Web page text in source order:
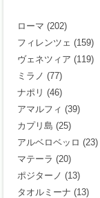
ローマ (202)
フィレンツェ (159)
ヴェネツィア (119)
ミラノ (77)
ナポリ (46)
アマルフィ (39)
カプリ島 (25)
アルベロベッロ (23)
マテーラ (20)
ポジターノ (13)
タオルミーナ (13)